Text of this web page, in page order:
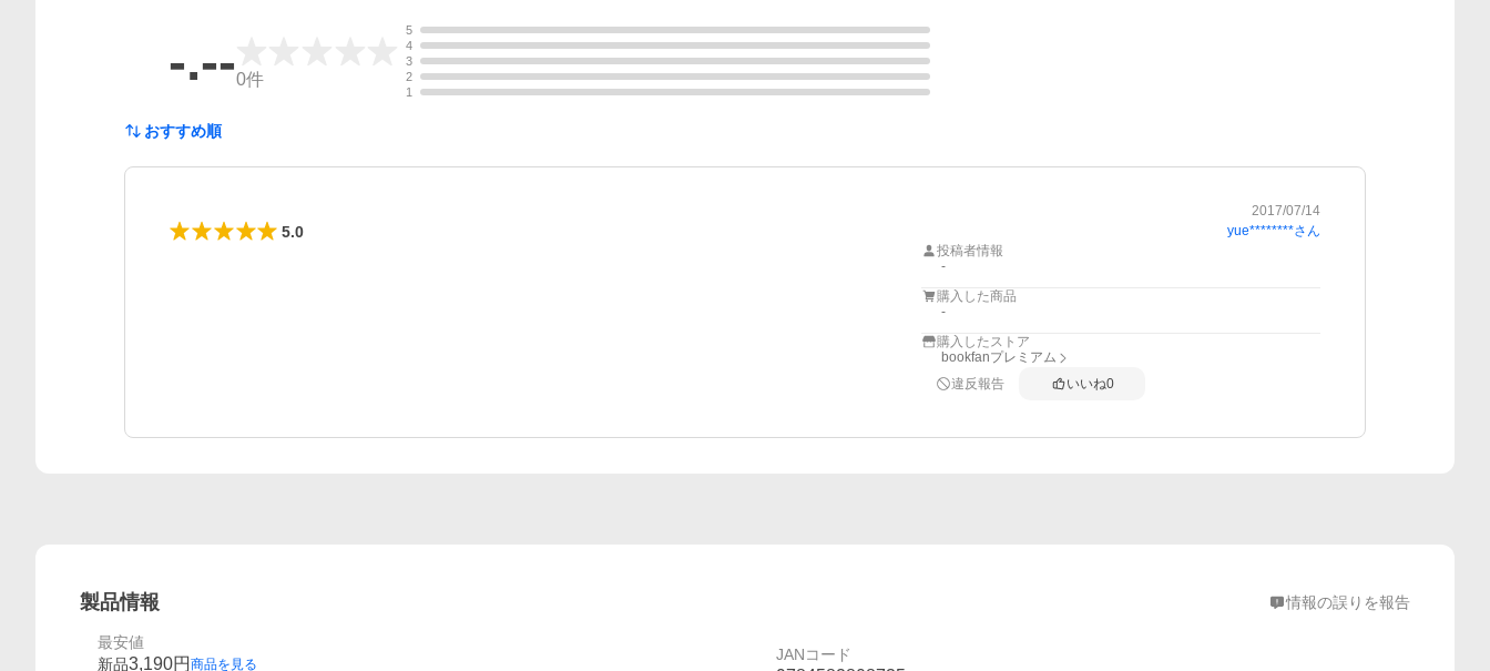
-.--0件
5
4
3
2
1
おすすめ順
2017/07/14
5.0 yue********さん
投稿者情報
-
購入した商品
-
購入したストア
bookfanプレミアム
違反報告
いいね0
製品情報 情報の誤りを報告
最安値
新品3,190円 商品を見る
JANコード